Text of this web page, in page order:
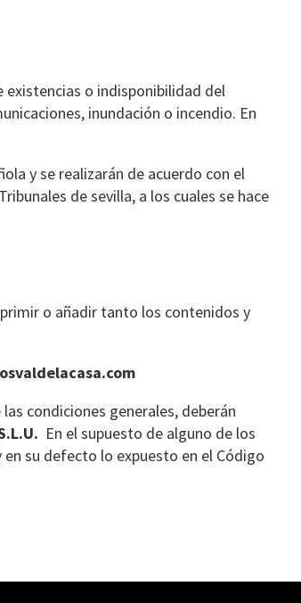
o indisponibilidad del
inundación o incendio. En
y se realizarán de acuerdo con el
de sevilla, a los cuales se hace
o añadir tanto los contenidos y
condiciones generales, deberán
En el supuesto de alguno de los
su defecto lo expuesto en el Código